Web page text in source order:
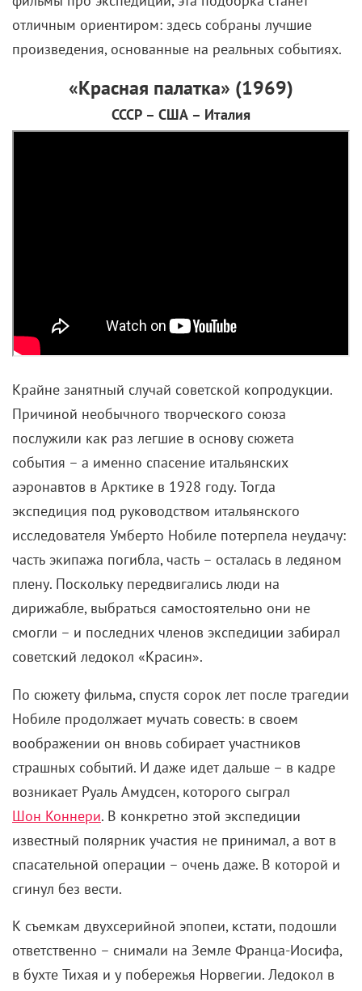
напомнить вам про фильмы и сериалы, в которых
главные герои поисковых, спасательных и
бесконечными льдами, голодом и даже дикими
животными. «Нечто», «Землю Санникова» и «Дневник
полярной экспедиции» оставим за скобками и
сосредоточимся на том, что происходило на самом
деле. А происходило за полярным кругом и на
Крайнем Севере много чего.Если вам интересны
фильмы про экспедиции, эта подборка станет
отличным ориентиром: здесь собраны лучшие
произведения, основанные на реальных событиях.
«Красная палатка» (1969)
СССР – США – Италия
Крайне занятный случай советской копродукции.
Причиной необычного творческого союза
послужили как раз легшие в основу сюжета